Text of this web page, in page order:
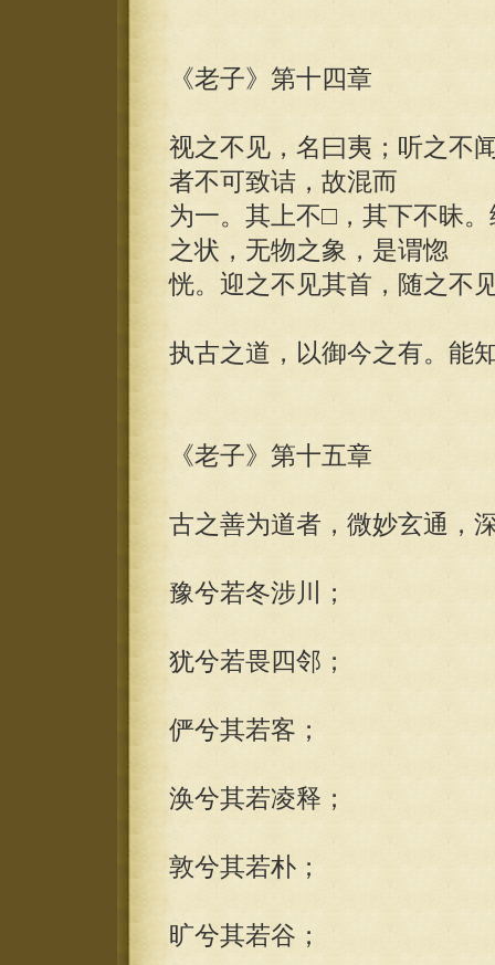
《老子》第十四章
视之不见，名曰夷；听之不
者不可致诘，故混而
为一。其上不□，其下不昧
之状，无物之象，是谓惚
恍。迎之不见其首，随之不
执古之道，以御今之有。能
《老子》第十五章
古之善为道者，微妙玄通，
豫兮若冬涉川；
犹兮若畏四邻；
俨兮其若客；
涣兮其若凌释；
敦兮其若朴；
旷兮其若谷；